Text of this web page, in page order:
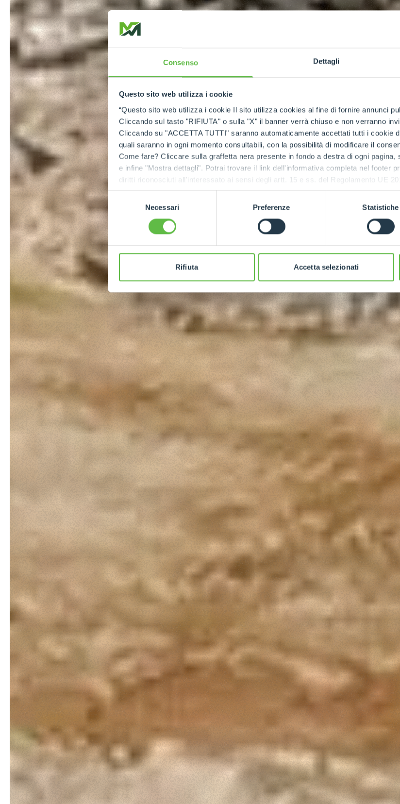
Consenso Dettagli
Questo sito web utilizza i cookie
“Questo sito web utilizza i cookie Il sito utilizza cookies al fine di fornire annunci
Cliccando sul tasto "RIFIUTA" o sulla "X" il banner verrà chiuso e non verranno
Cliccando su "ACCETTA TUTTI" saranno automaticamente accettati tutti i cookie
quali saranno in ogni momento consultabili, con la possibilità di modificare il
Come fare? Cliccare sulla graffetta nera presente in fondo a destra di ogni
e infine "Mostra dettagli". Potrai trovare il link dell'informativa completa nel footer
diritti riconosciuti all'interessato ai sensi degli artt. 15 e ss. del Regolamento UE
apposita procedura.
Selezione
Necessari Preferenze Statistiche
Rifiuta Accetta selezionati